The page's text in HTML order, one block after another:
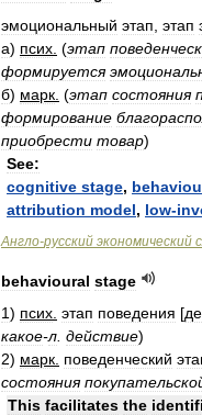
эмоциональный этап этап
а) псих (этап
формируется
б) марк (этап состояния
формирование
приобрести товар)
See:
cognitive stage,
attribution model, low-
Англо-русский экономический
behavioural stage
1) псих этап поведения [
какое-л действие)
2) марк поведенческий
состояния
This facilitates the